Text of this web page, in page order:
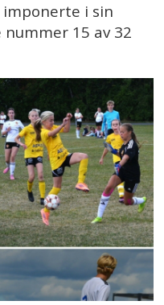
imponerte i sin
15 av 32